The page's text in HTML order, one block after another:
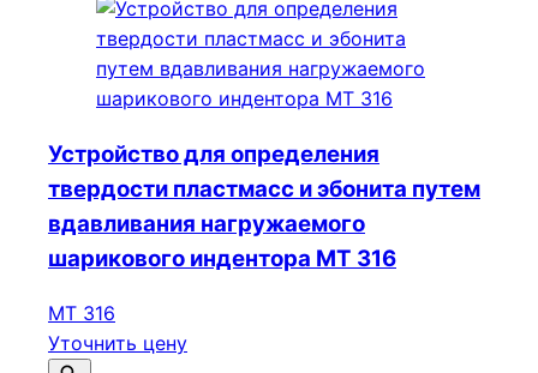
Устройство для определения
твердости пластмасс и эбонита путем
вдавливания нагружаемого
шарикового индентора МТ 316
МТ 316
Уточнить цену